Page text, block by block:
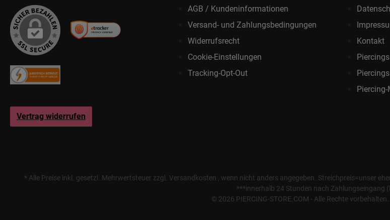
Vertrag widerrufen
AGB / Kundeninformationen
Versand- und Zahlungsbedingungen
Widerrufsrecht
Cookie-Einstellungen
Tracking-Opt-Out
Kontakt
* Alle Preise inkl. gesetzl. Mehrwertsteuer zzgl. Versandkosten , wenn nicht anders angegeben. Streichpreis=unser
***innerhalb 24 Stunden nach Zahlungseingang
© 2026 PIERCING-STORE.COM - Alle Rechte